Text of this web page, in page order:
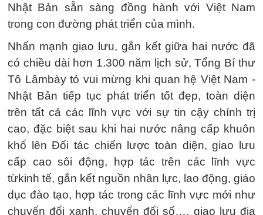
Nhật Bản sẵn sàng đồng hành với Việt Nam
trong con đường phát triển của mình.
Nhấn mạnh giao lưu, gắn kết giữa hai nước đã
có chiều dài hơn 1.300 năm lịch sử, Tổng Bí thư
Tô Lâmbày tỏ vui mừng khi quan hệ Việt Nam -
Nhật Bản tiếp tục phát triển tốt đẹp, toàn diện
trên tất cả các lĩnh vực với sự tin cậy chính trị
cao, đặc biệt sau khi hai nước nâng cấp khuôn
khổ lên Đối tác chiến lược toàn diện, giao lưu
cấp cao sôi động, hợp tác trên các lĩnh vực
từkinh tế, gắn kết nguồn nhân lực, lao động, giáo
dục đào tạo, hợp tác trong các lĩnh vực mới như
chuyển đổi xanh, chuyển đổi số…, giao lưu địa